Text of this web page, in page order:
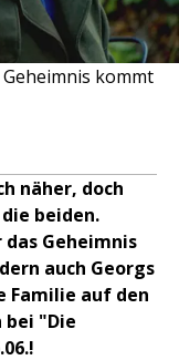
kommt
näher, doch
beiden.
Geheimnis
auch Georgs
Familie auf den
bei "Die